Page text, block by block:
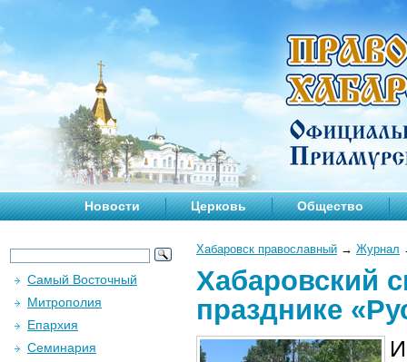
Новости Церковь Общество
Хабаровск православный → Журнал
Хабаровский
празднике
Самый Восточный
Митрополия
Епархия
Семинария